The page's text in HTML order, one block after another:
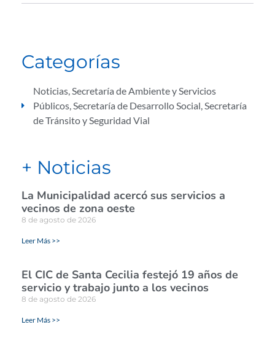
Categorías
Noticias,Secretaría de Ambiente y Servicios
Públicos,Secretaría de Desarrollo Social,Secretaría
de Tránsito y Seguridad Vial
+ Noticias
La Municipalidad acercó sus servicios a
vecinos de zona oeste
8 de agosto de 2026
Leer Más >>
El CIC de Santa Cecilia festejó 19 años de
servicio y trabajo junto a los vecinos
8 de agosto de 2026
Leer Más >>